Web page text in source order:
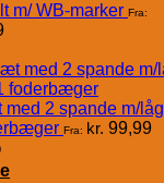
m/ WB-marker Fra:
2 spande m/låg
Fra: kr. 99,99